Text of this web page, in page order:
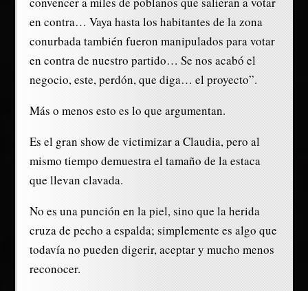
en contra… Vaya hasta los habitantes de la zona
conurbada también fueron manipulados para votar
en contra de nuestro partido… Se nos acabó el
negocio, este, perdón, que diga… el proyecto”.
Más o menos esto es lo que argumentan.
Es el gran show de victimizar a Claudia, pero al
mismo tiempo demuestra el tamaño de la estaca
que llevan clavada.
No es una punción en la piel, sino que la herida
cruza de pecho a espalda; simplemente es algo que
todavía no pueden digerir, aceptar y mucho menos
reconocer.